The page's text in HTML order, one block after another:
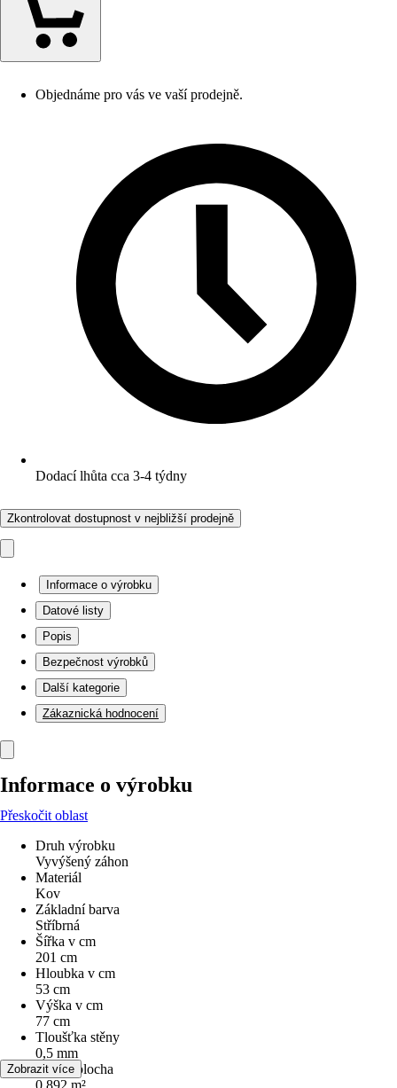
Objednáme pro vás ve vaší prodejně.
Dodací lhůta cca 3-4 týdny
Zkontrolovat dostupnost v nejbližší prodejně
Informace o výrobku
Datové listy
Popis
Bezpečnost výrobků
Další kategorie
Zákaznická hodnocení
Informace o výrobku
Přeskočit oblast
Druh výrobku
Vyvýšený záhon
Materiál
Kov
Základní barva
Stříbrná
Šířka v cm
201 cm
Hloubka v cm
53 cm
Výška v cm
77 cm
Tloušťka stěny
0,5 mm
Užitná plocha
0,892 m²
Zobrazit více